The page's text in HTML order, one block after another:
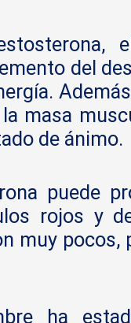
del
masa
de ánimo.
puede
rojos y
muy pocos,
ha